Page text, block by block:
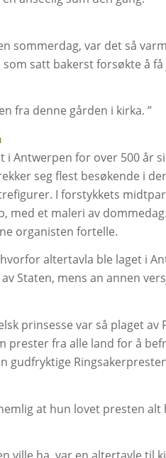
sommerdag, var det så
satt bakerst forsøkte å
fra denne gården i kirka. ”
i Antwerpen for over 500 år
seg flest besøkende i
I forstykkets
med et maleri av
organisten fortelle.
altertavla ble laget i
Staten, mens an annen
prinsesse var så plaget av
prester fra alle land for å
gudfryktige
at hun lovet presten alt